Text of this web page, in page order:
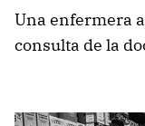
Una enfermera
consulta de la